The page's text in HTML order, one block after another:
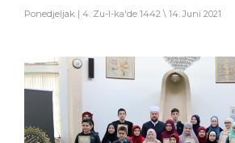
Ponedjeljak | 4. Zu-l-ka'de 1442 \ 14. Juni 2021